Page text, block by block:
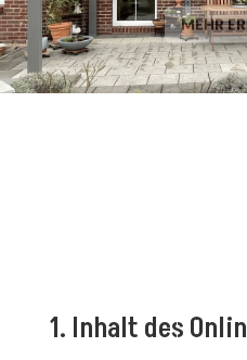
MEHR
1. Inhalt des